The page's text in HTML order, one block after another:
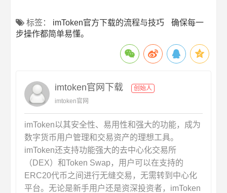
标签： imToken官方下载的流程与技巧
确保每一
步操作都简单易懂。
imtoken官网下载
创始人
imtoken官网
imToken以其安全性、易用性和强大的功能，成为
数字货币用户管理和交易资产的理想工具。
imToken还支持功能强大的去中心化交易所
（DEX）和Token Swap，用户可以在支持的
ERC20代币之间进行无缝交易，无需转到中心化
平台。无论是新手用户还是资深投资者，imToken